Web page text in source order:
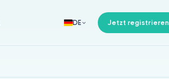
DE Jetzt registrieren